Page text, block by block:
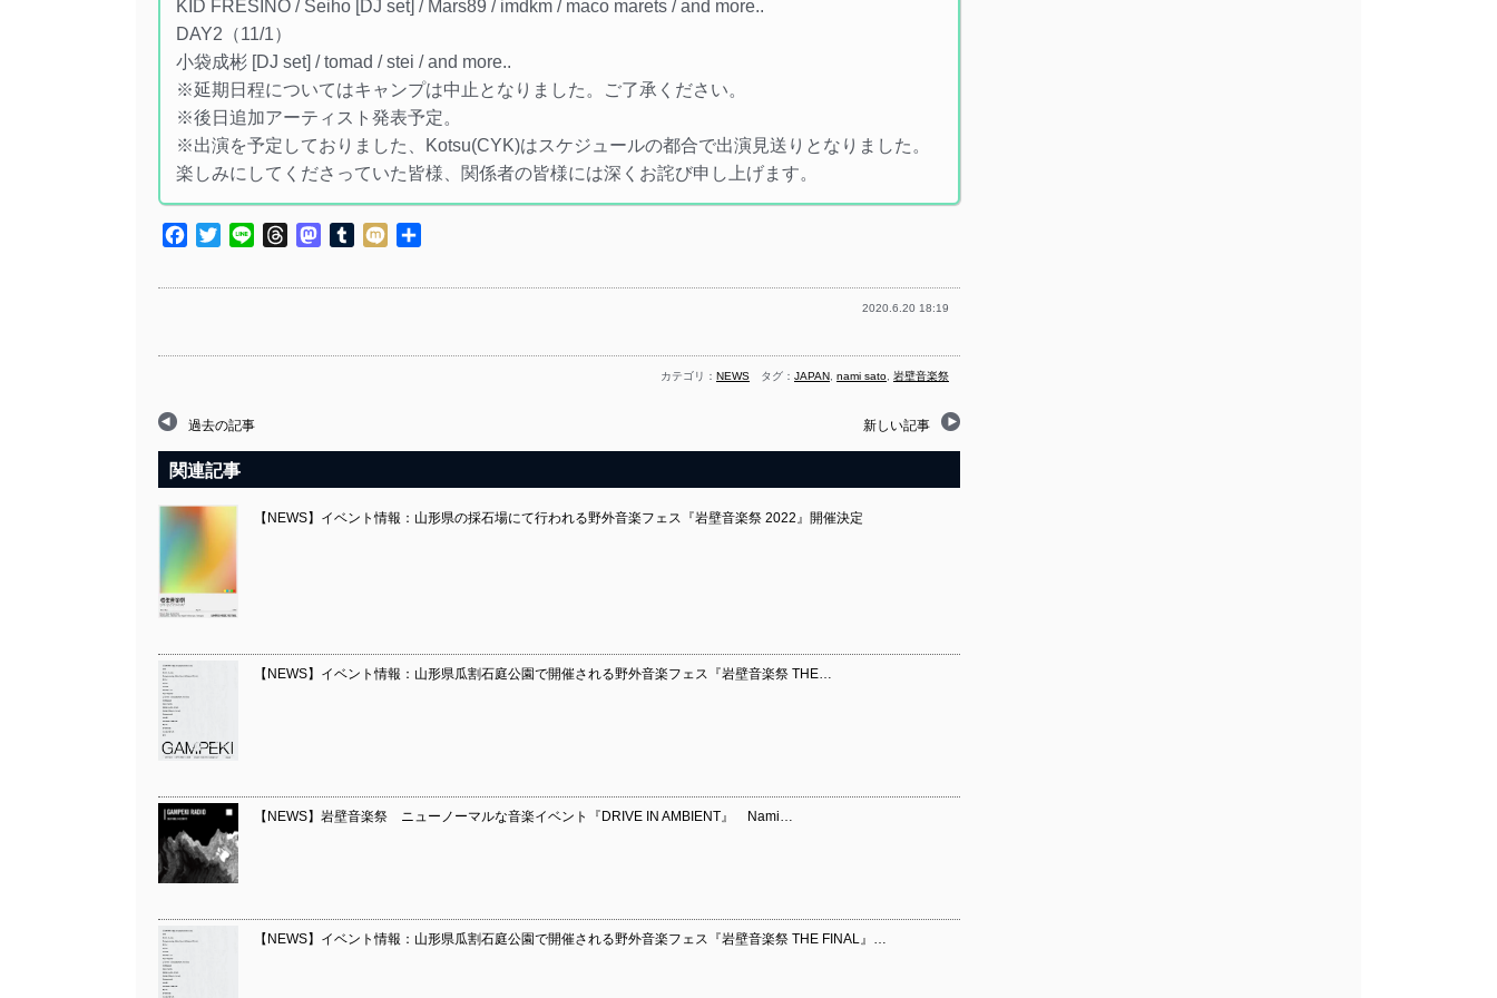
KID FRESINO / Seiho [DJ set] / Mars89 / imdkm / maco marets / and more..
DAY2（11/1）
小袋成彬 [DJ set] / tomad / stei / and more..
※延期日程についてはキャンプは中止となりました。ご了承ください。
※後日追加アーティスト発表予定。
※出演を予定しておりました、Kotsu(CYK)はスケジュールの都合で出演見送りとなりました。
楽しみにしてくださっていた皆様、関係者の皆様には深くお詫び申し上げます。
Facebook
TwitterLine ThreadsMastodon
TumblrMixi
2020.6.20 18:19
カテゴリ： NEWS タグ： JAPAN, nami sato, 岩壁音楽祭
過去の記事 新しい記事
関連記事
【NEWS】イベント情報：山形県の採石場にて行われる野外音楽フェス『岩壁音楽祭 2022』開催決定
【NEWS】イベント情報：山形県瓜割石庭公園で開催される野外音楽フェス『岩壁音楽祭 THE…
【NEWS】岩壁音楽祭 ニューノーマルな音楽イベント『DRIVE IN AMBIENT』 Nami…
【NEWS】イベント情報：山形県瓜割石庭公園で開催される野外音楽フェス『岩壁音楽祭 THE FINAL』…